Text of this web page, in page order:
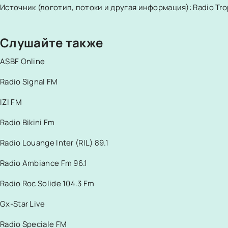
Источник (логотип, потоки и другая информация): Radio
Слушайте также
ASBF Online
Radio Signal FM
IZI FM
Radio Bikini Fm
Radio Louange Inter (RIL) 89.1
Radio Ambiance Fm 96.1
Radio Roc Solide 104.3 Fm
Gx-Star Live
Radio Speciale FM